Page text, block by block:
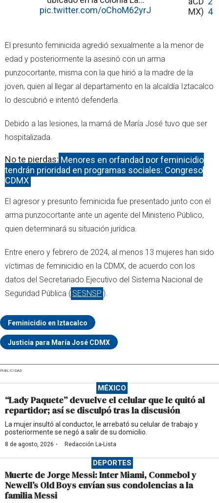
pic.twitter.com/oChoM62yrJ
MX) 4
El presunto feminicida agredió sexualmente a la menor de
edad y posteriormente la asesinó con un arma
punzocortante, misma con la que hirió a la madre de la
joven, quien al llegar al departamento en la alcaldía Iztacalco
lo descubrió e intentó defenderla.
Debido a las lesiones, la mamá de María José tuvo que ser
hospitalizada.
No te pierdas: Menores en orfandad por feminicidio
tendrán prioridad en programas sociales: Congreso
CDMX
El agresor y presunto feminicida fue presentado junto con el
arma punzocortante ante un agente del Ministerio Público,
quien determinará su situación jurídica.
Entre enero y febrero de 2024, al menos 13 mujeres han sido
víctimas de feminicidio en la CDMX, de acuerdo con los
datos del Secretariado Ejecutivo del Sistema Nacional de
Seguridad Pública ( SESNSP ).
Feminicidio en Iztacalco
Justicia para María José CDMX
PUBLICIDAD
MÉXICO
“Lady Paquete” devuelve el celular que le quitó al
repartidor; así se disculpó tras la discusión
La mujer insultó al conductor, le arrebató su celular de trabajo y
posteriormente se negó a salir de su domicilio.
8 de agosto, 2026 · Redacción La-Lista
DEPORTES
Muerte de Jorge Messi: Inter Miami, Conmebol y
Newell’s Old Boys envían sus condolencias a la
familia Messi